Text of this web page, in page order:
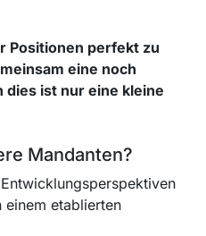
Positionen perfekt zu
eine noch
ist nur eine kleine
Mandanten?
einem etablierten